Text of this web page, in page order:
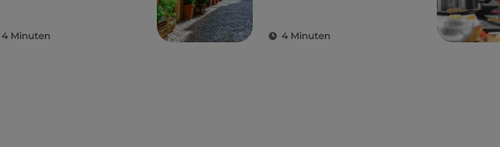
4 Minuten
Serie Skam Italien,
4 Minuten